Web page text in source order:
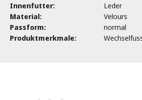
Innenfutter:
Leder
Material:
Velours
Passform:
normal
Produktmerkmale: